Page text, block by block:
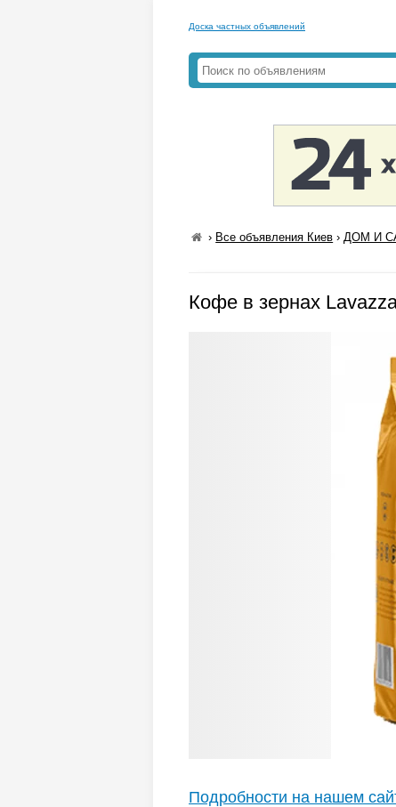
Доска частных объявлений
› Все объявления Киев ›ДОМ И
Кофе в зернах
Подробности на нашем